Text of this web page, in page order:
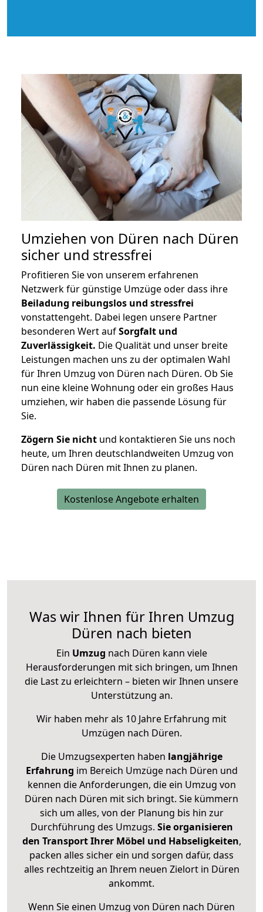
Umziehen von Düren nach Düren
sicher und stressfrei
Profitieren Sie von unserem erfahrenen
Netzwerk für günstige Umzüge oder dass ihre
Beiladung reibungslos und stressfrei
vonstattengeht. Dabei legen unsere Partner
besonderen Wert aufSorgfalt und
Zuverlässigkeit. Die Qualität und unser breite
Leistungen machen uns zu der optimalen Wahl
für Ihren Umzug von Düren nach Düren. Ob Sie
nun eine kleine Wohnung oder ein großes Haus
umziehen, wir haben die passende Lösung für
Sie.
Zögern Sie nicht und kontaktieren Sie uns noch
heute, um Ihren deutschlandweiten Umzug von
Düren nach Düren mit Ihnen zu planen.
Kostenlose Angebote erhalten
Was wir Ihnen für Ihren Umzug
Düren nach bieten
Ein Umzug nach Düren kann viele
Herausforderungen mit sich bringen, um Ihnen
die Last zu erleichtern – bieten wir Ihnen unsere
Unterstützung an.
Wir haben mehr als 10 Jahre Erfahrung mit
Umzügen nach Düren.
Die Umzugsexperten haben langjährige
Erfahrung im Bereich Umzüge nach Düren und
kennen die Anforderungen, die ein Umzug von
Düren nach Düren mit sich bringt. Sie kümmern
sich um alles, von der Planung bis hin zur
Durchführung des Umzugs. Sie organisieren
den Transport Ihrer Möbel und Habseligkeiten,
packen alles sicher ein und sorgen dafür, dass
alles rechtzeitig an Ihrem neuen Zielort in Düren
ankommt.
Wenn Sie einen Umzug von Düren nach Düren